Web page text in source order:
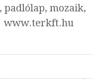
mozaik,
www.terkft.hu